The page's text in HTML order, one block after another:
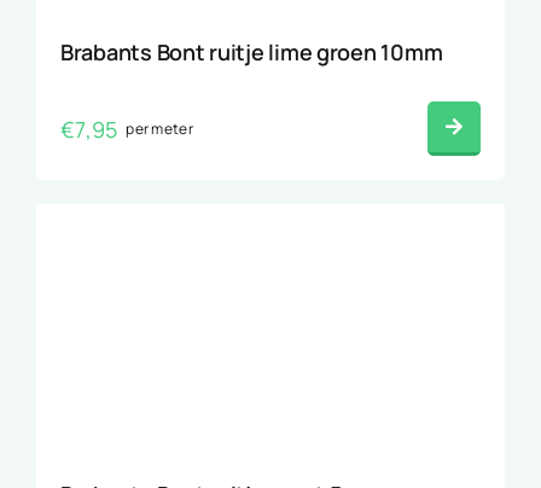
Brabants Bont ruitje lime groen 10mm
€7,95 per meter